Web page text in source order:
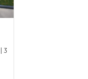
| 3